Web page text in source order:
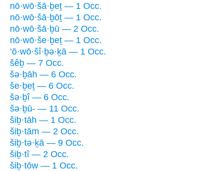
nō·wō·šā·ḇeṯ — 1 Occ.
nō·wō·šā·ḇōṯ — 1 Occ.
nō·wō·šā·ḇū — 2 Occ.
nō·wō·še·ḇeṯ — 1 Occ.
’ō·wō·šî·ḇə·ḵā — 1 Occ.
šêḇ — 7 Occ.
šə·ḇāh — 6 Occ.
še·ḇeṯ — 6 Occ.
šə·ḇî — 6 Occ.
šə·ḇū- — 11 Occ.
šiḇ·tāh — 1 Occ.
šiḇ·tām — 2 Occ.
šiḇ·tə·ḵā — 9 Occ.
šiḇ·tî — 2 Occ.
šiḇ·tōw — 1 Occ.